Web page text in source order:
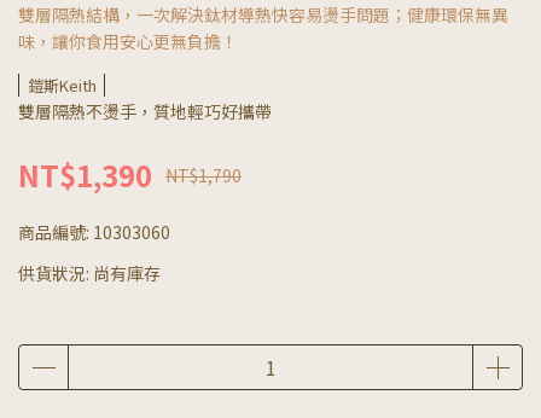
雙層隔熱結構，一次解決鈦材導熱快容易燙手問題；健康環保無異
味，讓你食用安心更無負擔！
鎧斯Keith
雙層隔熱不燙手，質地輕巧好攜帶
NT$1,390 NT$1,790
商品編號: 10303060
供貨狀況: 尚有庫存